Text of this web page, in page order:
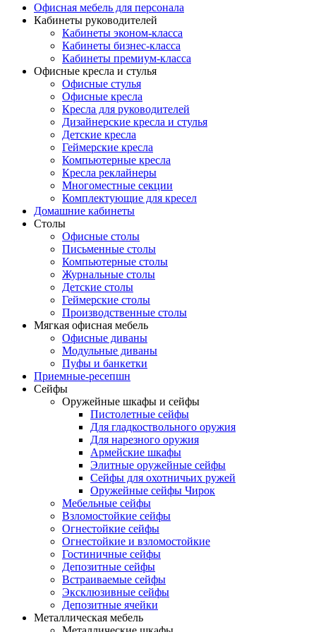
Офисная мебель для персонала
Кабинеты руководителей
Кабинеты эконом-класса
Кабинеты бизнес-класса
Кабинеты премиум-класса
Офисные кресла и стулья
Офисные стулья
Офисные кресла
Кресла для руководителей
Дизайнерские кресла и стулья
Детские кресла
Геймерские кресла
Компьютерные кресла
Кресла реклайнеры
Многоместные секции
Комплектующие для кресел
Домашние кабинеты
Столы
Офисные столы
Письменные столы
Компьютерные столы
Журнальные столы
Детские столы
Геймерские столы
Производственные столы
Мягкая офисная мебель
Офисные диваны
Модульные диваны
Пуфы и банкетки
Приемные-ресепшн
Сейфы
Оружейные шкафы и сейфы
Пистолетные сейфы
Для гладкоствольного оружия
Для нарезного оружия
Армейские шкафы
Элитные оружейные сейфы
Сейфы для охотничьих ружей
Оружейные сейфы Чирок
Мебельные сейфы
Взломостойкие сейфы
Огнестойкие сейфы
Огнестойкие и взломостойкие
Гостиничные сейфы
Депозитные сейфы
Встраиваемые сейфы
Эксклюзивные сейфы
Депозитные ячейки
Металлическая мебель